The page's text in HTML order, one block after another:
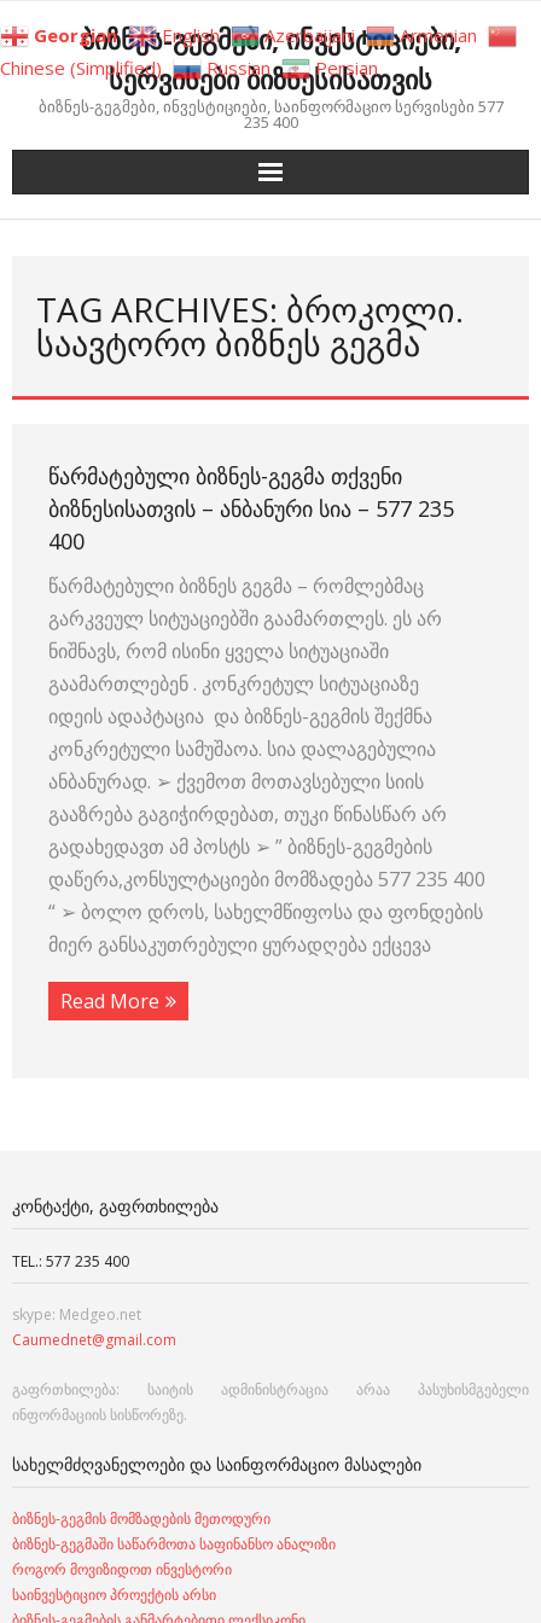
to
content
ბიზნეს-გეგმები, ინვესტიციები,
სერვისები ბიზნესისათვის
ბიზნეს-გეგმები, ინვესტიციები, საინფორმაციო სერვისები 577
235 400
TAG ARCHIVES: ᲑᲠᲝᲙᲝᲚᲘ.
ᲡᲐᲐᲕᲢᲝᲠᲝ ᲑᲘᲖᲜᲔᲡ ᲒᲔᲒᲛᲐ
ᲬᲐᲠᲛᲐᲢᲔᲑᲣᲚᲘ ᲑᲘᲖᲜᲔᲡ-ᲒᲔᲒᲛᲐ ᲗᲥᲕᲔᲜᲘ
ᲑᲘᲖᲜᲔᲡᲘᲡᲐᲗᲕᲘᲡ – ᲐᲜᲑᲐᲜᲣᲠᲘ ᲡᲘᲐ – 577 235
400
წარმატებული ბიზნეს გეგმა – რომლებმაც
გარკვეულ სიტუაციებში გაამართლეს. ეს არ
ნიშნავს, რომ ისინი ყველა სიტუაციაში
გაამართლებენ . კონკრეტულ სიტუაციაზე
იდეის ადაპტაცია და ბიზნეს-გეგმის შექმნა
კონკრეტული სამუშაოა. სია დალაგებულია
ანბანურად. ➢ ქვემოთ მოთავსებული სიის
გააზრება გაგიჭირდებათ, თუკი წინასწარ არ
გადახედავთ ამ პოსტს ➢ ” ბიზნეს-გეგმების
დაწერა,კონსულტაციები მომზადება 577 235 400
“ ➢ ბოლო დროს, სახელმწიფოსა და ფონდების
მიერ განსაკუთრებული ყურადღება ექცევა
Read More
ᲙᲝᲜᲢᲐᲥᲢᲘ, ᲒᲐᲤᲠᲗᲮᲘᲚᲔᲑᲐ
TEL.: 577 235 400
skype: Medgeo.net
Caumednet@gmail.com
გაფრთხილება: საიტის ადმინისტრაცია არაა პასუხისმგებელი
ინფორმაციის სისწორეზე.
ᲡᲐᲮᲔᲚᲛᲫᲦᲕᲐᲜᲔᲚᲝᲔᲑᲘ ᲓᲐ ᲡᲐᲘᲜᲤᲝᲠᲛᲐᲪᲘᲝ ᲛᲐᲡᲐᲚᲔᲑᲘ
ბიზნეს-გეგმის მომზადების მეთოდური
ბიზნეს-გეგმაში საწარმოთა საფინანსო ანალიზი
როგორ მოვიზიდოთ ინვესტორი
საინვესტიციო პროექტის არსი
Georgian English Azerbaijani
Armenian
Chinese (Simplified)
Russian Persian